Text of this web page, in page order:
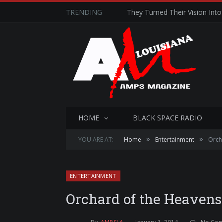
TRENDING They Turned Their Vision
HOME BLACK SPACE RADIO
YOU ARE AT: Home » Entertainment »
ENTERTAINMENT
Orchard of the